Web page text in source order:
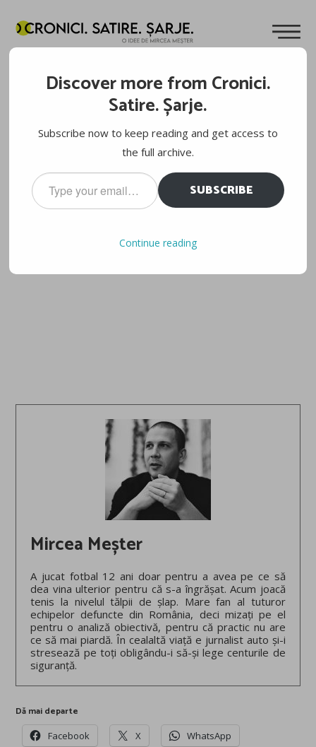
Cuvinte de Mircea Meșter 15.09.2011
Nişte mărturii. Time. Mai multeaici.
Mircea Meșter
A jucat fotbal 12 ani doar pentru a avea pe ce să
dea vina ulterior pentru că s-a îngrășat. Acum joacă
tenis la nivelul tălpii de șlap. Mare fan al tuturor
echipelor defuncte din România, deci mizați pe el
pentru o analiză obiectivă, pentru că practic nu are
ce să mai piardă. În cealaltă viață e jurnalist auto și-i
stresează pe toți obligându-i să-și lege centurile de
siguranță.
Dă mai departe
Facebook X WhatsApp
Discover more from Cronici.
Satire. Șarje.
Subscribe now to keep reading and get access to
the full archive.
Type
your
email…
SUBSCRIBE
Continue reading